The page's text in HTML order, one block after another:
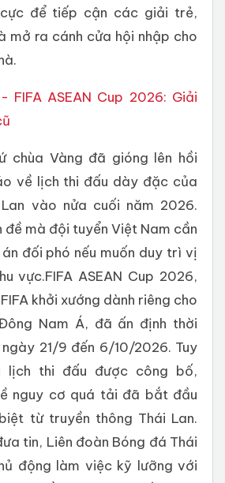
để tiếp cận các giải trẻ,
mở ra cánh cửa hội nhập cho
FIFA ASEAN Cup 2026: Giải
chùa Vàng đã gióng lên hồi
về lịch thi đấu dày đặc của
vào nửa cuối năm 2026.
mà đội tuyển Việt Nam cần
đối phó nếu muốn duy trì vị
vực.FIFA ASEAN Cup 2026,
khởi xướng dành riêng cho
Nam Á, đã ấn định thời
21/9 đến 6/10/2026. Tuy
lịch thi đấu được công bố,
nguy cơ quá tải đã bắt đầu
từ truyền thông Thái Lan.
tin, Liên đoàn Bóng đá Thái
động làm việc kỹ lưỡng với